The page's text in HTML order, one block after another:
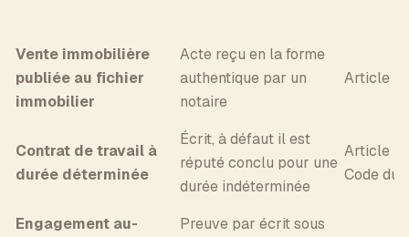
Vente immobilière
publiée au fichier
immobilier
Acte reçu en la forme
authentique par un
notaire
Article
Contrat de travail à
durée déterminée
Écrit, à défaut il est
réputé conclu pour une
durée indéterminée
Article L.
Code du
Engagement au-
Preuve par écrit sous